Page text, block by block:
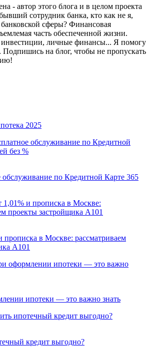
- автор этого блога и в целом проекта
сотрудник банка, кто как не я,
банковской сферы? Финансовая
часть обеспеченной жизни.
личные финансы... Я помогу
Подпишись на блог, чтобы не пропускать
2025
обслуживание по Кредитной Карте 365
прописка в Москве: рассматриваем
А101
ипотеки — это важно знать
кредит выгодно?